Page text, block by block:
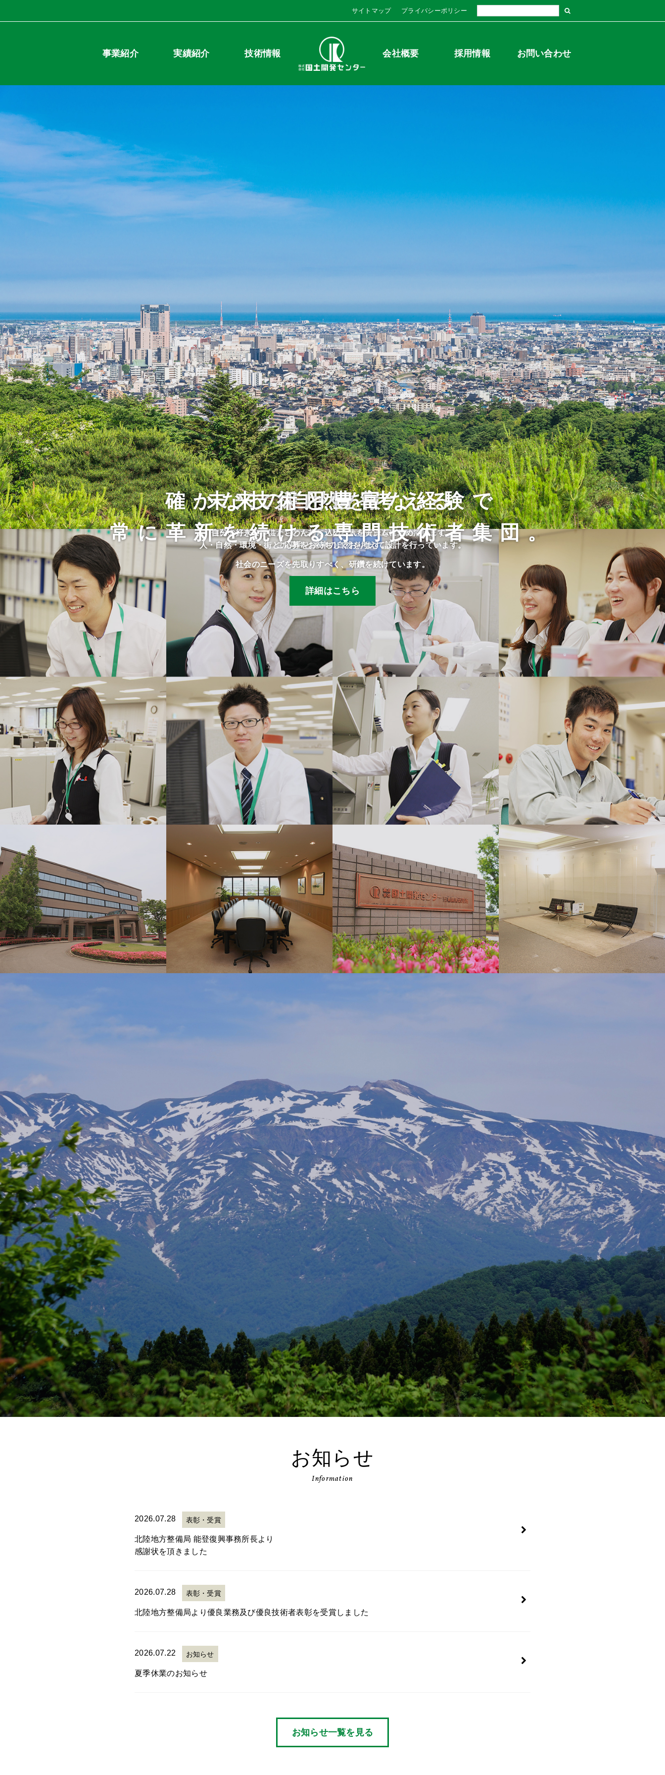
サイトマップ プライバシーポリシー
事業紹介 実績紹介 技術情報 会社概要 採用情報 お問い合わせ
未来の自然を考える
住民や将来の子供たちのために、限られた資源を有効に活用して、
人・自然・環境・街との調和と未来の自然を考えて設計を行っています。
詳細はこちら
採用情報
自分の好きな事にとことん打ち込める人をチームに求めています。
ご応募をお待ちしております。
詳細はこちら
確かな技術と豊富な経験で
常に革新を続ける専門技術者集団。
社会のニーズを先取りすべく、研鑽を続けています。
お知らせ
Information
2026.07.28 表彰・受賞
北陸地方整備局 能登復興事務所長より
感謝状を頂きました
2026.07.28 表彰・受賞
北陸地方整備局より優良業務及び優良技術者表彰を受賞しました
2026.07.22 お知らせ
夏季休業のお知らせ
お知らせ一覧を見る